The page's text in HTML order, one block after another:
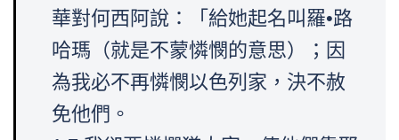
華對何西阿說：「給她起名叫羅•路
哈瑪（就是不蒙憐憫的意思）；因
為我必不再憐憫以色列家，決不赦
免他們。